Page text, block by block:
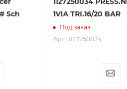
Sch
1VIA TRI.16/20 BAR
Под заказ
Арт.: 1127250034